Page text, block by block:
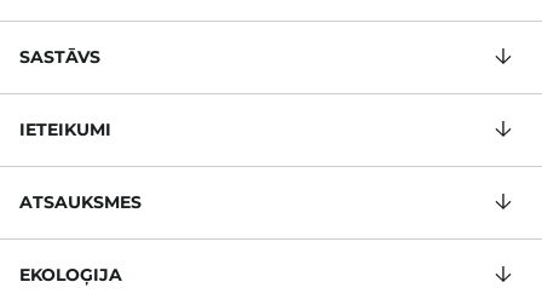
SASTĀVS
IETEIKUMI
ATSAUKSMES
EKOLOĢIJA